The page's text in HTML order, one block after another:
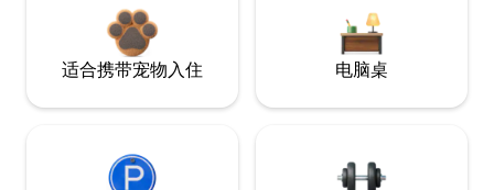
适合携带宠物入住 电脑桌